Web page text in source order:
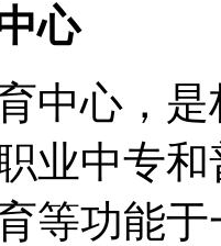
心
中心，
业中专
等功能